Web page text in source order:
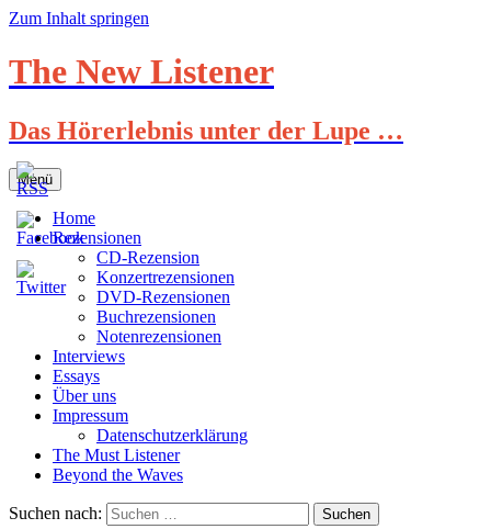
Zum Inhalt springen
The New Listener
Das Hörerlebnis unter der Lupe …
Menü
Home
Rezensionen
CD-Rezension
Konzertrezensionen
DVD-Rezensionen
Buchrezensionen
Notenrezensionen
Interviews
Essays
Über uns
Impressum
Datenschutzerklärung
The Must Listener
Beyond the Waves
Suchen nach: